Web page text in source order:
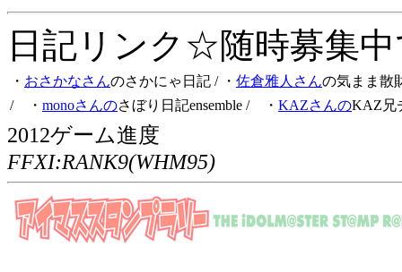
日記リンク☆随時募集
・ おさかなさんのさかにゃ日記 / ・ 佐倉雅人さんの気まま散
/ ・ monoさんのさぼり日記ensemble / ・ KAZさんのKAZ兄
2012ゲーム進度
FFXI:RANK9(WHM95)